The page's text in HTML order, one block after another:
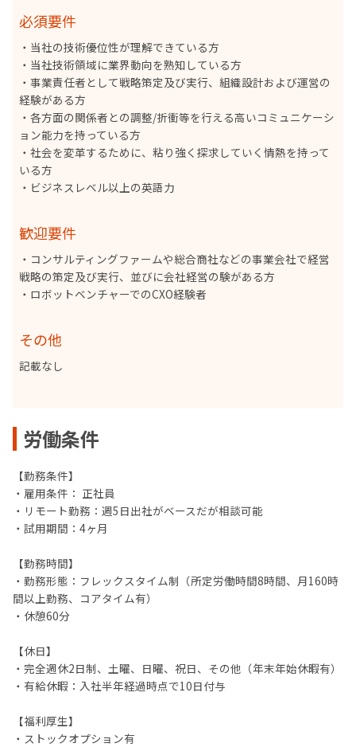
必須要件
・当社の技術優位性が理解できている方
・当社技術領域に業界動向を熟知している方
・事業責任者として戦略策定及び実行、組織設計および運営の
経験がある方
・各方面の関係者との調整/折衝等を行える高いコミュニケーシ
ョン能力を持っている方
・社会を変革するために、粘り強く探求していく情熱を持って
いる方
・ビジネスレベル以上の英語力
歓迎要件
・コンサルティングファームや総合商社などの事業会社で経営
戦略の策定及び実行、並びに会社経営の験がある方
・ロボットベンチャーでのCXO経験者
その他
記載なし
労働条件
【勤務条件】
・雇用条件： 正社員
・リモート勤務：週5日出社がベースだが相談可能
・試用期間：4ヶ月
【勤務時間】
・勤務形態：フレックスタイム制（所定労働時間8時間、月160時
間以上勤務、コアタイム有）
・休憩60分
【休日】
・完全週休2日制、土曜、日曜、祝日、その他（年末年始休暇有）
・有給休暇：入社半年経過時点で10日付与
【福利厚生】
・ストックオプション有